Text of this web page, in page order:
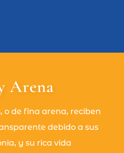
Arena
o de fina arena, reciben
debido a sus
y su rica vida